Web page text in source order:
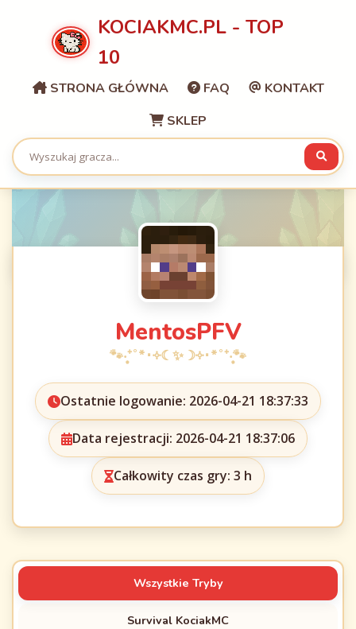
KOCIAKMC.PL - TOP
10
STRONA GŁÓWNA FAQ
KONTAKT
SKLEP
MentosPFV
Ostatnie logowanie: 2026-04-21 18:37:33
Data rejestracji: 2026-04-21 18:37:06
Całkowity czas gry: 3 h
Wszystkie Tryby
Survival KociakMC